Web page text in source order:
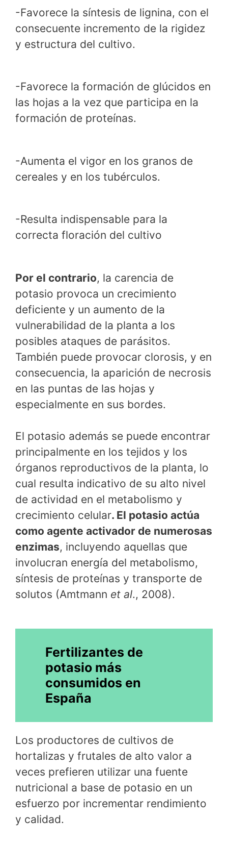
-Favorece la síntesis de lignina, con el
consecuente incremento de la rigidez
y estructura del cultivo.
-Favorece la formación de glúcidos en
las hojas a la vez que participa en la
formación de proteínas.
-Aumenta el vigor en los granos de
cereales y en los tubérculos.
-Resulta indispensable para la
correcta floración del cultivo
Por el contrario, la carencia de
potasio provoca un crecimiento
deficiente y un aumento de la
vulnerabilidad de la planta a los
posibles ataques de parásitos.
También puede provocar clorosis, y en
consecuencia, la aparición de necrosis
en las puntas de las hojas y
especialmente en sus bordes.
El potasio además se puede encontrar
principalmente en los tejidos y los
órganos reproductivos de la planta, lo
cual resulta indicativo de su alto nivel
de actividad en el metabolismo y
crecimiento celular. El potasio actúa
como agente activador de numerosas
enzimas, incluyendo aquellas que
involucran energía del metabolismo,
síntesis de proteínas y transporte de
solutos (Amtmann et al., 2008).
Fertilizantes de
potasio más
consumidos en
España
Los productores de cultivos de
hortalizas y frutales de alto valor a
veces prefieren utilizar una fuente
nutricional a base de potasio en un
esfuerzo por incrementar rendimiento
y calidad.